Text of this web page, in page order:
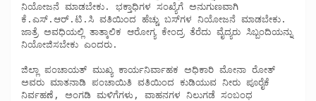
ನಿಯೋಜನೆ ಮಾಡಬೇಕು. ಭಕ್ತಾಧಿಗಳ ಸಂಖ್ಯೆಗೆ ಅನುಗುಣವಾಗಿ
ಕೆ.ಎಸ್.ಆರ್.ಟಿ.ಸಿ ವತಿಯಿಂದ ಹೆಚ್ಚು ಬಸ್‍ಗಳ ನಿಯೋಜನೆ ಮಾಡಬೇಕು.
ಜಾತ್ರೆ ಅವಧಿಯಲ್ಲಿ ತಾತ್ಕಾಲಿಕ ಆರೋಗ್ಯ ಕೇಂದ್ರ ತೆರೆದು ವೈದ್ಯರು ಸಿಬ್ಬಂದಿಯನ್ನು
ನಿಯೋಜಿಸಬೇಕು ಎಂದರು.
ಜಿಲ್ಲಾ ಪಂಚಾಯತ್ ಮುಖ್ಯ ಕಾರ್ಯನಿರ್ವಾಹಕ ಅಧಿಕಾರಿ ಮೋನಾ ರೋತ್
ಅವರು ಮಾತನಾಡಿ ಪಂಚಾಯಿತಿ ವತಿಯಿಂದ ಕುಡಿಯುವ ನೀರು ಪೂರೈಕೆ
ನಿರ್ವಹಣೆ, ಅಂಗಡಿ ಮಳಿಗೆಗಳು, ವಾಹನಗಳ ನಿಲುಗಡೆ ಸಂಬಂಧ